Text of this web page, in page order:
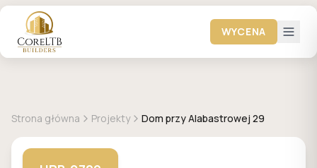
WYCENA
Strona główna Projekty Dom przy Alabastrowej 29